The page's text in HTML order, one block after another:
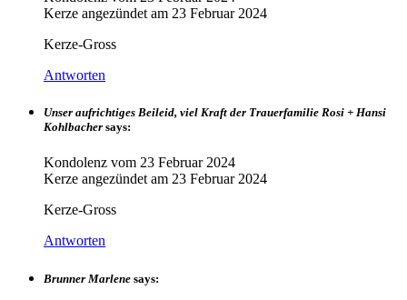
Kerze angezündet am 23 Februar 2024
Kerze-Gross
Antworten
Unser aufrichtiges Beileid, viel Kraft der Trauerfamilie Rosi + Hansi
Kohlbacher says:
Kondolenz vom 23 Februar 2024
Kerze angezündet am 23 Februar 2024
Kerze-Gross
Antworten
Brunner Marlene says: